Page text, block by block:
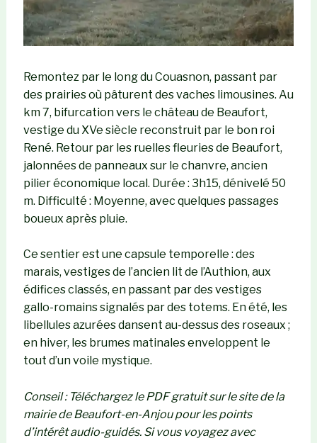
Remontez par le long du Couasnon, passant par
des prairies où pâturent des vaches limousines. Au
km 7, bifurcation vers le château de Beaufort,
vestige du XVe siècle reconstruit par le bon roi
René. Retour par les ruelles fleuries de Beaufort,
jalonnées de panneaux sur le chanvre, ancien
pilier économique local. Durée : 3h15, dénivelé 50
m. Difficulté : Moyenne, avec quelques passages
boueux après pluie.
Ce sentier est une capsule temporelle : des
marais, vestiges de l’ancien lit de l’Authion, aux
édifices classés, en passant par des vestiges
gallo-romains signalés par des totems. En été, les
libellules azurées dansent au-dessus des roseaux ;
en hiver, les brumes matinales enveloppent le
tout d’un voile mystique.
Conseil : Téléchargez le PDF gratuit sur le site de la
mairie de Beaufort-en-Anjou pour les points
d’intérêt audio-guidés. Si vous voyagez avec